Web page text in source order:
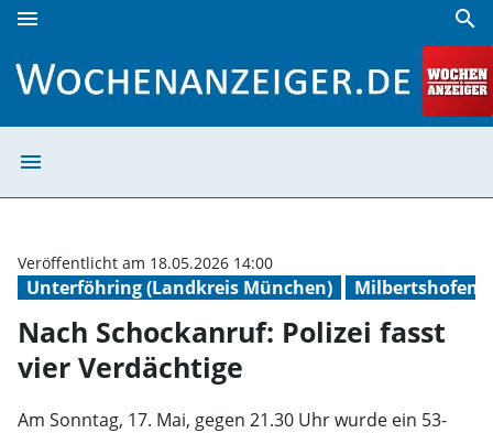
menu search
menu
Unterföhring (Landkreis München) Milbertshofen
Veröffentlicht am 18.05.2026 14:00
Nach Schockanruf: Polizei fasst
vier Verdächtige
Am Sonntag, 17. Mai, gegen 21.30 Uhr wurde ein 53-